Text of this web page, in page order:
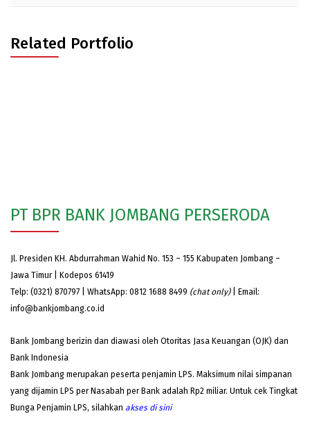
Related Portfolio
PT BPR BANK JOMBANG PERSERODA
Jl. Presiden KH. Abdurrahman Wahid No. 153 – 155 Kabupaten Jombang –
Jawa Timur | Kodepos 61419
Telp: (0321) 870797 | WhatsApp: 0812 1688 8499 (chat only)| Email:
info@bankjombang.co.id
Bank Jombang berizin dan diawasi oleh Otoritas Jasa Keuangan (OJK) dan
Bank Indonesia
Bank Jombang merupakan peserta penjamin LPS. Maksimum nilai simpanan
yang dijamin LPS per Nasabah per Bank adalah Rp2 miliar. Untuk cek Tingkat
Bunga Penjamin LPS, silahkan akses di sini